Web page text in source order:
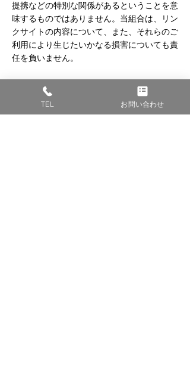
提携などの特別な関係があるということを意
味するものではありません。当組合は、リン
クサイトの内容について、また、それらのご
利用により生じたいかなる損害についても責
任を負いません。
当サイトへのご質問などがありましたら、
TEL お問い合わせ